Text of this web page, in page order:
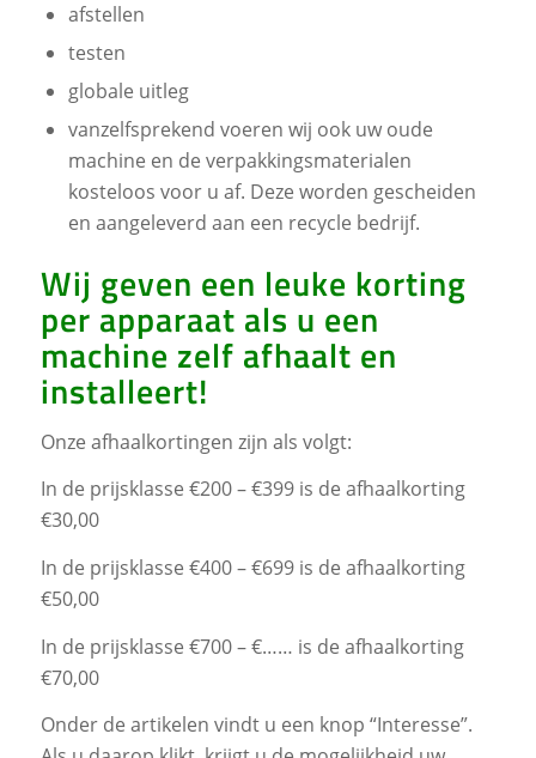
afstellen
testen
globale uitleg
vanzelfsprekend voeren wij ook uw oude
machine en de verpakkingsmaterialen
kosteloos voor u af. Deze worden gescheiden
en aangeleverd aan een recycle bedrijf.
Wij geven een leuke korting
per apparaat als u een
machine zelf afhaalt en
installeert!
Onze afhaalkortingen zijn als volgt:
In de prijsklasse €200 – €399 is de afhaalkorting
€30,00
In de prijsklasse €400 – €699 is de afhaalkorting
€50,00
In de prijsklasse €700 – €…… is de afhaalkorting
€70,00
Onder de artikelen vindt u een knop “Interesse”.